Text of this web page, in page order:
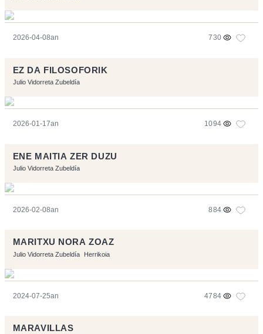
2026-04-08an 730
EZ DA FILOSOFORIK
Julio Vidorreta Zubeldía
2026-01-17an 1094
ENE MAITIA ZER DUZU
Julio Vidorreta Zubeldía
2026-02-08an 884
MARITXU NORA ZOAZ
Julio Vidorreta Zubeldía Herrikoia
2024-07-25an 4784
MARAVILLAS